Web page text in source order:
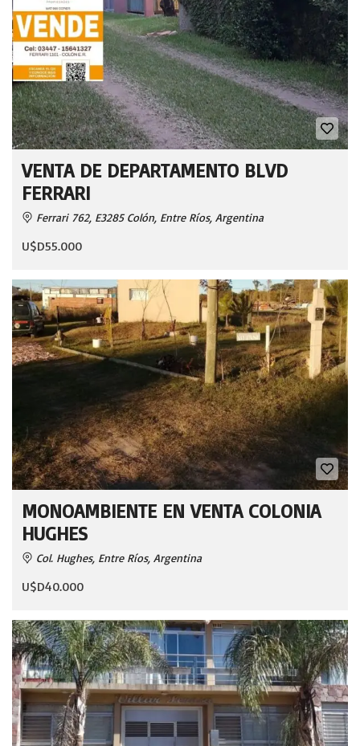
VENTA DE DEPARTAMENTO BLVD
FERRARI
Ferrari 762, E3285 Colón, Entre Ríos, Argentina
U$D55.000
MONOAMBIENTE EN VENTA COLONIA
HUGHES
Col. Hughes, Entre Ríos, Argentina
U$D40.000